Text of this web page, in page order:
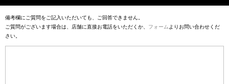
備考欄にご質問をご記入いただいても、ご回答できません。
ご質問がございます場合は、店舗に直接お電話をいただくか、 フォーム よりお問い合わせくだ
さい。